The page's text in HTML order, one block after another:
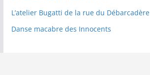
L’atelier Bugatti de la rue du Débarcadère
Danse macabre des Innocents